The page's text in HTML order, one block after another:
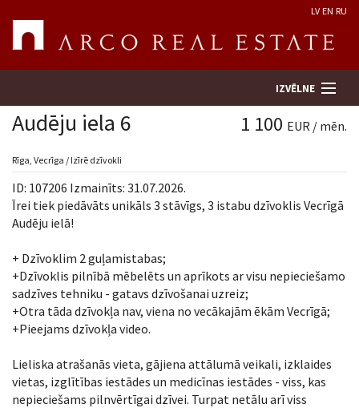
LV EN RU
IZVĒLNE
Meklēt īpašumu
Novērtēt īpašumu
Pakalpojumi
Kontakti
Audēju iela 6 1 100 EUR / mēn.
Rīga, Vecrīga / Izīrē dzīvokli
ID: 107206 Izmainīts: 31.07.2026.
Īrei tiek piedāvāts unikāls 3 stāvīgs, 3 istabu dzīvoklis Vecrīgā
Audēju ielā!
+ Dzīvoklim 2 guļamistabas;
+Dzīvoklis pilnībā mēbelēts un aprīkots ar visu nepieciešamo
sadzīves tehniku - gatavs dzīvošanai uzreiz;
+Otra tāda dzīvokļa nav, viena no vecākajām ēkām Vecrīgā;
+Pieejams dzīvokļa video.
Lieliska atrašanās vieta, gājiena attālumā veikali, izklaides
vietas, izglītības iestādes un medicīnas iestādes - viss, kas
nepieciešams pilnvērtīgai dzīvei. Turpat netālu arī viss